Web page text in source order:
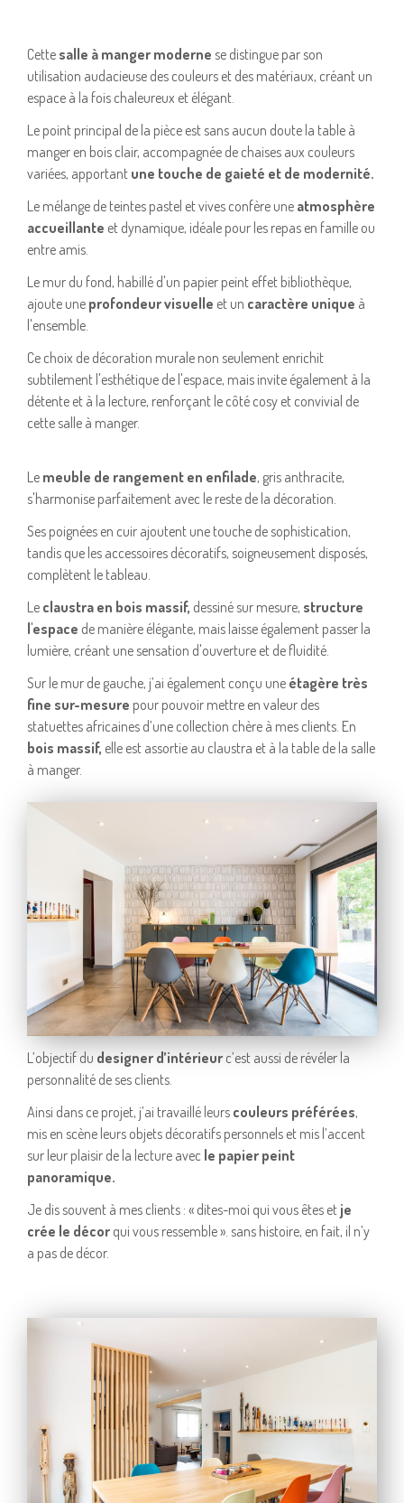
Cette salle à manger moderne se distingue par son
utilisation audacieuse des couleurs et des matériaux, créant un
espace à la fois chaleureux et élégant.
Le point principal de la pièce est sans aucun doute la table à
manger en bois clair, accompagnée de chaises aux couleurs
variées, apportant une touche de gaieté et de modernité.
Le mélange de teintes pastel et vives confère une atmosphère
accueillante et dynamique, idéale pour les repas en famille ou
entre amis.
Le mur du fond, habillé d'un papier peint effet bibliothèque,
ajoute une profondeur visuelle et un caractère unique à
l'ensemble.
Ce choix de décoration murale non seulement enrichit
subtilement l'esthétique de l'espace, mais invite également à la
détente et à la lecture, renforçant le côté cosy et convivial de
cette salle à manger.
Le meuble de rangement en enfilade, gris anthracite,
s'harmonise parfaitement avec le reste de la décoration.
Ses poignées en cuir ajoutent une touche de sophistication,
tandis que les accessoires décoratifs, soigneusement disposés,
complètent le tableau.
Le claustra en bois massif, dessiné sur mesure, structure
l'espace de manière élégante, mais laisse également passer la
lumière, créant une sensation d'ouverture et de fluidité.
Sur le mur de gauche, j’ai également conçu une étagère très
fine sur-mesure pour pouvoir mettre en valeur des
statuettes africaines d’une collection chère à mes clients. En
bois massif, elle est assortie au claustra et à la table de la salle
à manger.
L’objectif du designer d’intérieur c’est aussi de révéler la
personnalité de ses clients.
Ainsi dans ce projet, j’ai travaillé leurs couleurs préférées,
mis en scène leurs objets décoratifs personnels et mis l’accent
sur leur plaisir de la lecture avec le papier peint
panoramique.
Je dis souvent à mes clients : « dites-moi qui vous êtes et je
crée le décor qui vous ressemble ». sans histoire, en fait, il n’y
a pas de décor.